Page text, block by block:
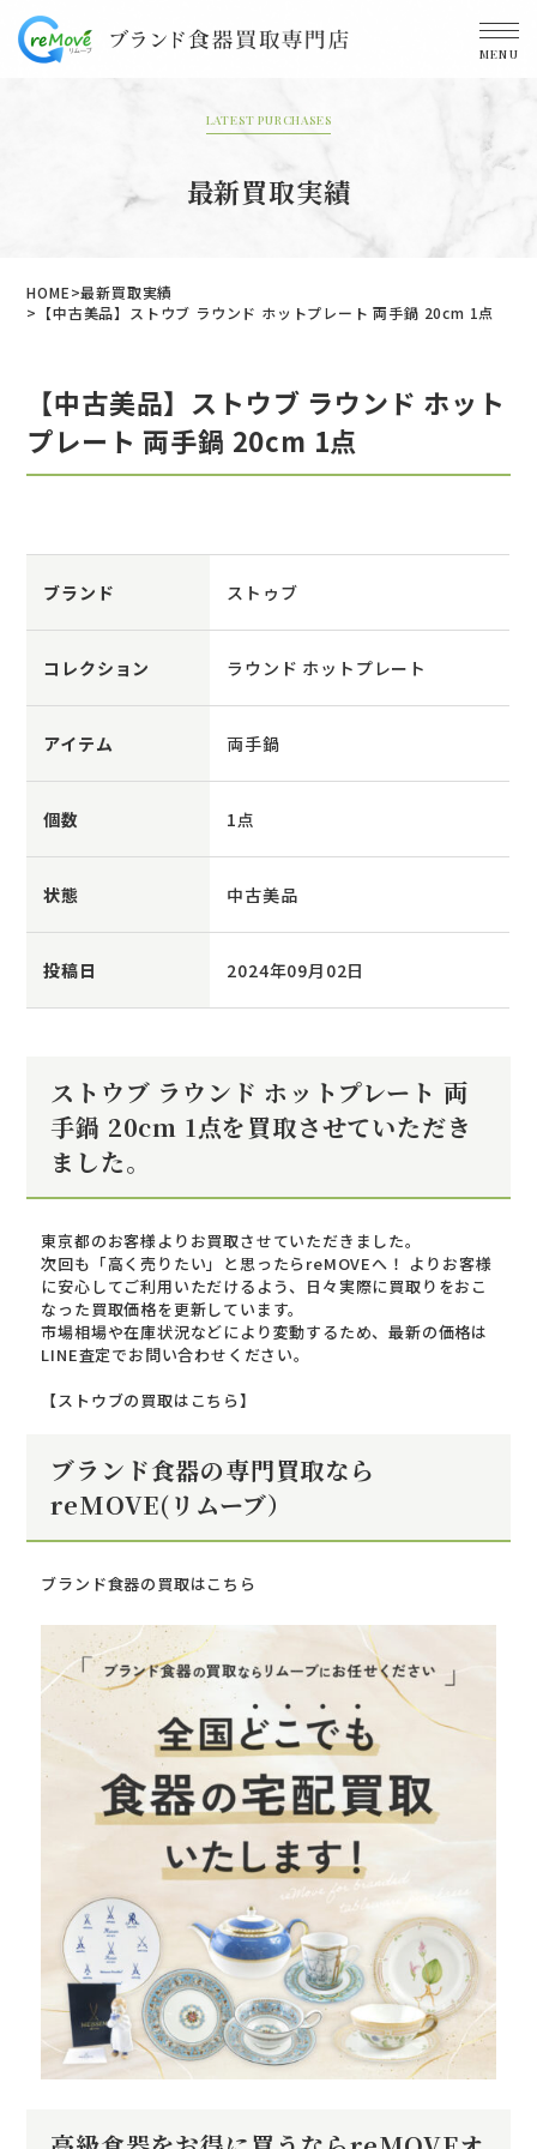
MENU
LATEST PURCHASES
最新買取実績
HOME
最新買取実績
【中古美品】ストウブ ラウンド ホットプレート 両手鍋 20cm 1点
【中古美品】ストウブ ラウンド ホット
プレート 両手鍋 20cm 1点
ブランド ストゥブ
コレクション ラウンド ホットプレート
アイテム 両手鍋
個数 1点
状態 中古美品
投稿日 2024年09月02日
ストウブ ラウンド ホットプレート 両
手鍋 20cm 1点を買取させていただき
ました。
東京都のお客様よりお買取させていただきました。
次回も「高く売りたい」と思ったらreMOVEへ！ よりお客様
に安心してご利用いただけるよう、日々実際に買取りをおこ
なった買取価格を更新しています。
市場相場や在庫状況などにより変動するため、最新の価格は
LINE査定でお問い合わせください。
【ストウブの買取はこちら】
ブランド食器の専門買取なら
reMOVE(リムーブ）
ブランド食器の買取はこちら